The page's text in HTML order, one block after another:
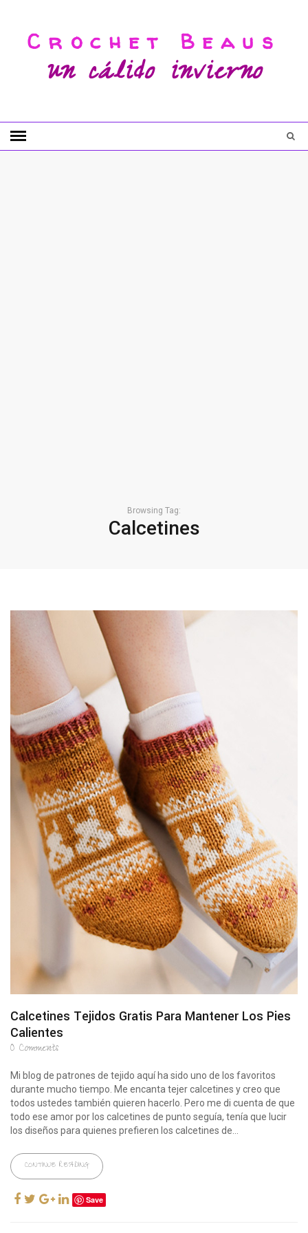
Crochet Beaus
un cálido invierno
Browsing Tag:
Calcetines
Calcetines Tejidos Gratis Para Mantener Los Pies
Calientes
0 Comments
Mi blog de patrones de tejido aquí ha sido uno de los favoritos
durante mucho tiempo. Me encanta tejer calcetines y creo que
todos ustedes también quieren hacerlo. Pero me di cuenta de que
todo ese amor por los calcetines de punto seguía, tenía que lucir
los diseños para quienes prefieren los calcetines de...
CONTINUE READING
Save